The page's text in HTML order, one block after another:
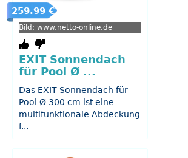
259.99 €
Bild: www.netto-online.de
EXIT Sonnendach
für Pool Ø ...
Das EXIT Sonnendach für
Pool Ø 300 cm ist eine
multifunktionale Abdeckung
f...